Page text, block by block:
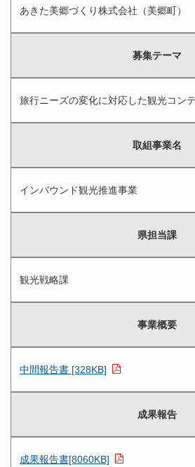
あきた美郷づくり株式会社（美郷町）
募集テーマ
旅行ニーズの変化に対応した観光コン
取組事業名
インバウンド観光推進事業
県担当課
観光戦略課
事業概要
中間報告書 [328KB]
成果報告
成果報告書[8060KB]